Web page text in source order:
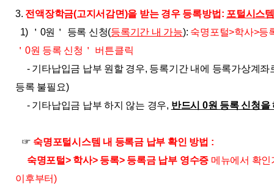
3. 전액장학금(고지서감면)을 받는 경우 등록방법: 포털시스
1) ＇0원＇ 등록 신청(등록기간 내 가능): 숙명포털>학사>등
＇0원 등록 신청＇ 버튼클릭
- 기타납입금 납부 원할 경우, 등록기간 내에 등록가상계좌
등록 불필요)
- 기타납입금 납부 하지 않는 경우, 반드시 0원 등록 신청을
☞ 숙명포털시스템 내 등록금 납부 확인 방법 :
숙명포털> 학사> 등록> 등록금 납부 영수증 메뉴에서 확
이후부터)